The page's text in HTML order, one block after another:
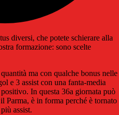
diversi, che potete schierare alla
formazione: sono scelte
ma con qualche bonus nelle
e 3 assist con una fanta-media
In questa 36a giornata può
Parma, è in forma perché è tornato
assist.